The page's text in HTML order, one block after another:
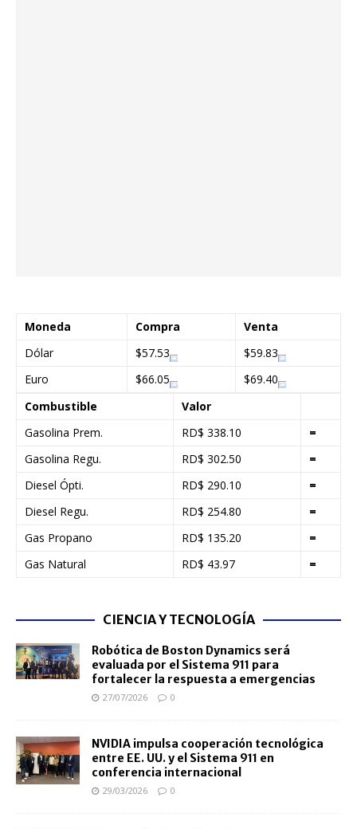
Moneda Compra
Venta
Dólar
$57.53
$59.83
Euro
$66.05
$69.40
Combustible
Valor
Gasolina Prem.
RD$ 338.10
=
Gasolina Regu.
RD$ 302.50
=
Diesel Ópti.
RD$ 290.10
=
Diesel Regu.
RD$ 254.80
=
Gas Propano
RD$ 135.20
=
Gas Natural
RD$ 43.97 =
CIENCIA Y TECNOLOGÍA
Robótica de Boston Dynamics será
evaluada por el Sistema 911 para
fortalecer la respuesta a emergencias
27/07/2026 0
NVIDIA impulsa cooperación tecnológica
entre EE. UU. y el Sistema 911 en
conferencia internacional
29/03/2026 0